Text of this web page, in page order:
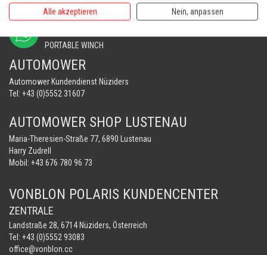
FORST & GARTENGERÄTE
PORTABLE WINCH
AUTOMOWER
Automower Kundendienst Nüziders
Tel: +43 (0)5552 31607
AUTOMOWER SHOP LUSTENAU
Maria-Theresien-Straße 77, 6890 Lustenau
Harry Zudrell
Mobil: +43 676 780 96 73
VONBLON POLARIS KUNDENCENTER
ZENTRALE
Landstraße 28, 6714 Nüziders, Österreich
Tel: +43 (0)5552 93083
office@vonblon.cc
Alle akzeptieren Nein, anpassen